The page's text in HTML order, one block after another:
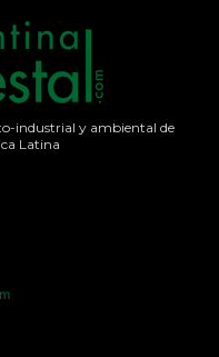
industrial y ambiental de
Latina